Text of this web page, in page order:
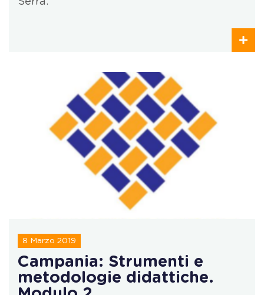
8 Marzo 2019
Campania: Strumenti e
metodologie didattiche.